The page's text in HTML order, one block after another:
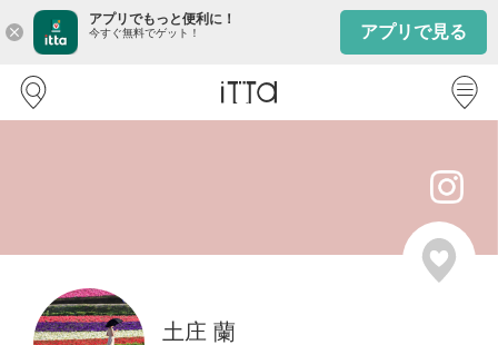
close
アプリでもっと便利に！
今すぐ無料でゲット！ アプリで見る
土庄 蘭